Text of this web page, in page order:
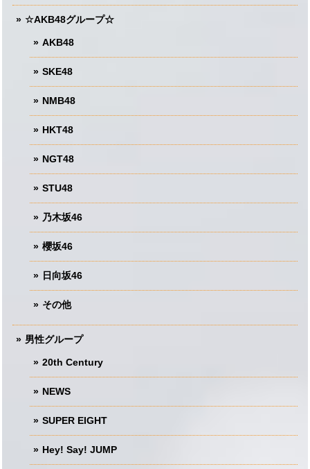
☆AKB48グループ☆
AKB48
SKE48
NMB48
HKT48
NGT48
STU48
乃木坂46
櫻坂46
日向坂46
その他
男性グループ
20th Century
NEWS
SUPER EIGHT
Hey! Say! JUMP